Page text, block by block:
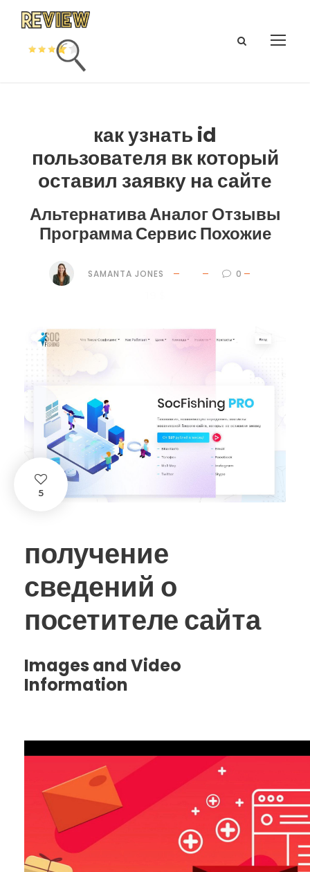
как узнать id
пользователя вк который
оставил заявку на сайте
Альтернатива Аналог Отзывы
Программа Сервис Похожие
SAMANTA JONES 0
5
получение
сведений о
посетителе сайта
Images and Video
Information